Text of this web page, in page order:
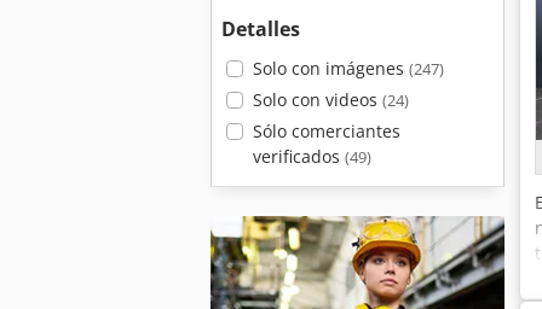
Detalles
Solo con imágenes (247)
Solo con videos (24)
Sólo comerciantes
verificados (49)